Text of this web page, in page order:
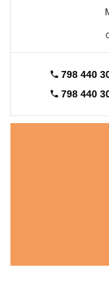
798 440
798 440